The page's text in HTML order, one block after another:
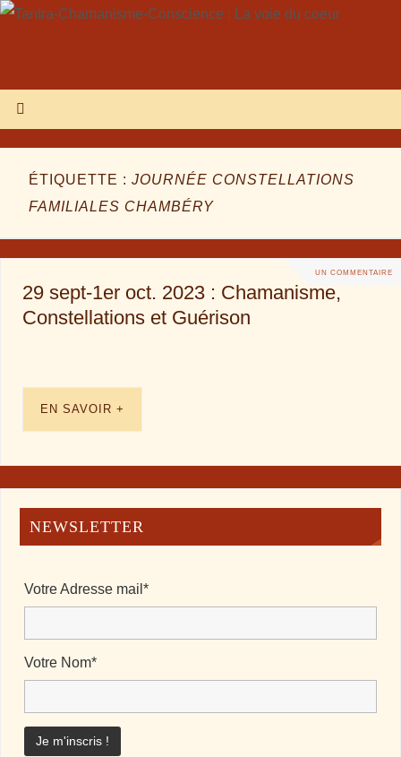
ÉTIQUETTE : JOURNÉE CONSTELLATIONS
FAMILIALES CHAMBÉRY
UN COMMENTAIRE
29 sept-1er oct. 2023 : Chamanisme,
Constellations et Guérison
EN SAVOIR +
NEWSLETTER
Votre Adresse mail*
Votre Nom*